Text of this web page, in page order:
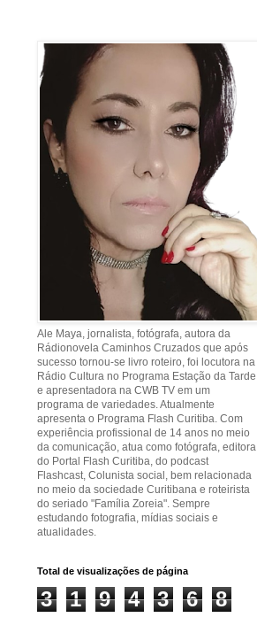
Ale Maya, jornalista, fotógrafa, autora da
Rádionovela Caminhos Cruzados que após
sucesso tornou-se livro roteiro, foi locutora na
Rádio Cultura no Programa Estação da Tarde
e apresentadora na CWB TV em um
programa de variedades. Atualmente
apresenta o Programa Flash Curitiba. Com
experiência profissional de 14 anos no meio
da comunicação, atua como fotógrafa, editora
do Portal Flash Curitiba, do podcast
Flashcast, Colunista social, bem relacionada
no meio da sociedade Curitibana e roteirista
do seriado "Família Zoreia". Sempre
estudando fotografia, mídias sociais e
atualidades.
Total de visualizações de página
3 1 9 4 3 6 8